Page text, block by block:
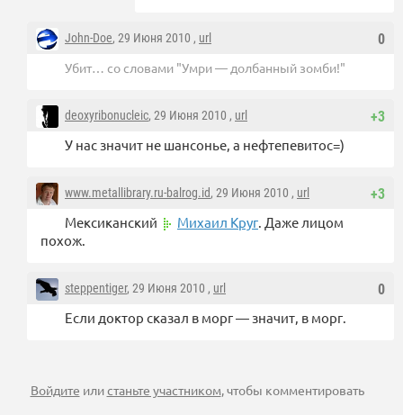
0
John-Doe, 29 Июня 2010 , url
Убит… со словами "Умри — долбанный зомби!"
+3
deoxyribonucleic, 29 Июня 2010 , url
У нас значит не шансонье, а нефтепевитос=)
+3
www.metallibrary.ru-balrog.id, 29 Июня 2010 , url
Мексиканский Михаил Круг. Даже лицом
похож.
0
steppentiger, 29 Июня 2010 , url
Если доктор сказал в морг — значит, в морг.
Войдите илистаньте участником, чтобы комментировать